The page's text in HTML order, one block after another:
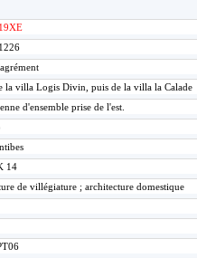
la villa Logis Divin, puis de la villa la Calade
d'ensemble prise de l'est.
14
de villégiature ; architecture domestique